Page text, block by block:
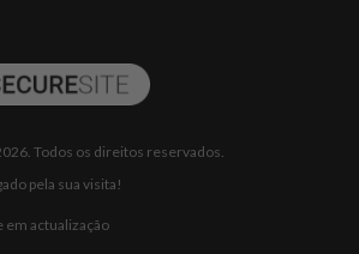
Todos os direitos reservados.
pela sua visita!
em actualização